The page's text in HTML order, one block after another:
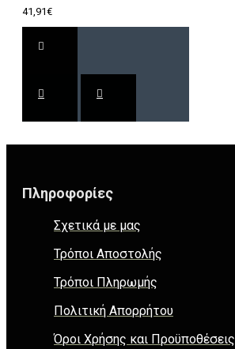
41,91€
Πληροφορίες
Σχετικά με μας
Τρόποι Αποστολής
Τρόποι Πληρωμής
Πολιτική Απορρήτου
Όροι Χρήσης και Προϋποθέσεις